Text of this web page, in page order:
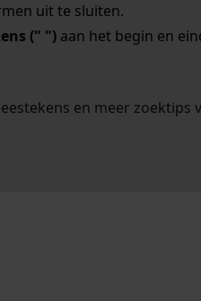
uit te sluiten.
(" ")aan het begin en
en meer zoektips